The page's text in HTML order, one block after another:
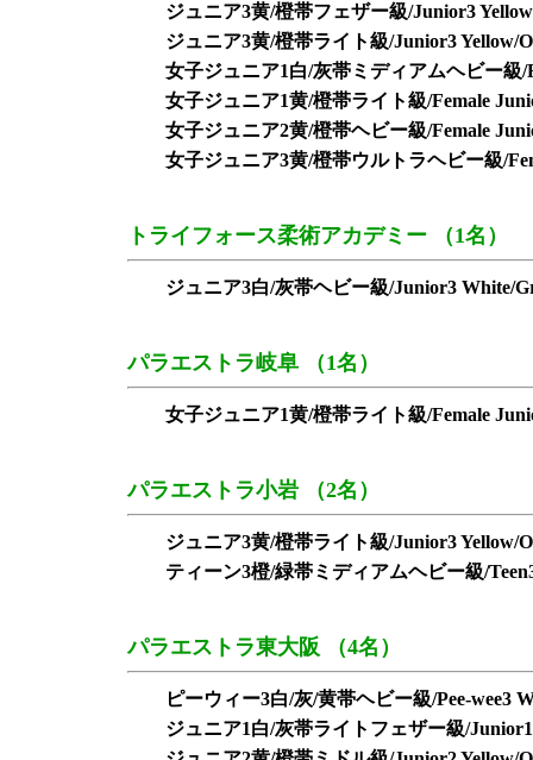
ジュニア3黄/橙帯フェザー級/Junior3
ジュニア3黄/橙帯ライト級/Junior3 Yellow/
女子ジュニア1白/灰帯ミディアムヘビー級/
女子ジュニア1黄/橙帯ライト級/Female
女子ジュニア2黄/橙帯ヘビー級/Female
女子ジュニア3黄/橙帯ウルトラヘビー級/
トライフォース柔術アカデミー （1名）
ジュニア3白/灰帯ヘビー級/Junior3 White/
パラエストラ岐阜 （1名）
女子ジュニア1黄/橙帯ライト級/Female
パラエストラ小岩 （2名）
ジュニア3黄/橙帯ライト級/Junior3 Yellow/
ティーン3橙/緑帯ミディアムヘビー級/
パラエストラ東大阪 （4名）
ピーウィー3白/灰/黄帯ヘビー級/Pee-wee3
ジュニア1白/灰帯ライトフェザー級/Junior1